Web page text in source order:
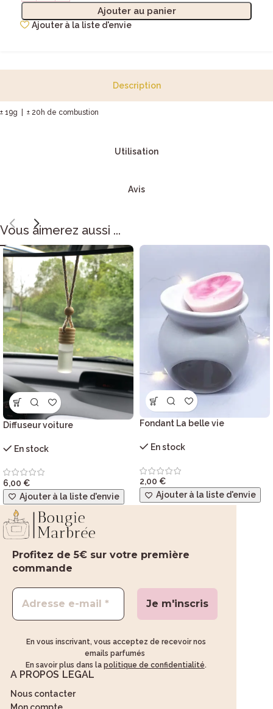
Ajouter au panier
Ajouter à la liste d'envie
Description
Utilisation
Avis
± 19g | ± 20h de combustion
Vous aimerez aussi ...
Diffuseur voiture
En stock
6,00 €
Ajouter à la liste d'envie
Fondant La belle vie
En stock
2,00 €
Ajouter à la liste d'envie
Profitez de 5€ sur votre première
commande
En vous inscrivant, vous acceptez de recevoir nos
emails parfumés
En savoir plus dans la politique de confidentialité.
A PROPOS LEGAL
Nous contacter